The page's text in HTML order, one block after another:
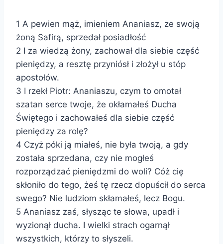
1 A pewien mąż, imieniem Ananiasz, ze swoją
żoną Safirą, sprzedał posiadłość
2 I za wiedzą żony, zachował dla siebie część
pieniędzy, a resztę przyniósł i złożył u stóp
apostołów.
3 I rzekł Piotr: Ananiaszu, czym to omotał
szatan serce twoje, że okłamałeś Ducha
Świętego i zachowałeś dla siebie część
pieniędzy za rolę?
4 Czyż póki ją miałeś, nie była twoją, a gdy
została sprzedana, czy nie mogłeś
rozporządzać pieniędzmi do woli? Cóż cię
skłoniło do tego, żeś tę rzecz dopuścił do serca
swego? Nie ludziom skłamałeś, lecz Bogu.
5 Ananiasz zaś, słysząc te słowa, upadł i
wyzionął ducha. I wielki strach ogarnął
wszystkich, którzy to słyszeli.